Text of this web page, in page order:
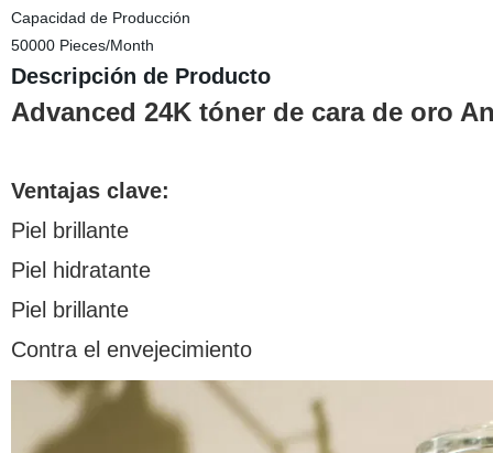
Capacidad de Producción
50000 Pieces/Month
Descripción de Producto
Advanced 24K tóner de cara de oro
Ventajas clave:
Piel brillante
Piel hidratante
Piel brillante
Contra el envejecimiento